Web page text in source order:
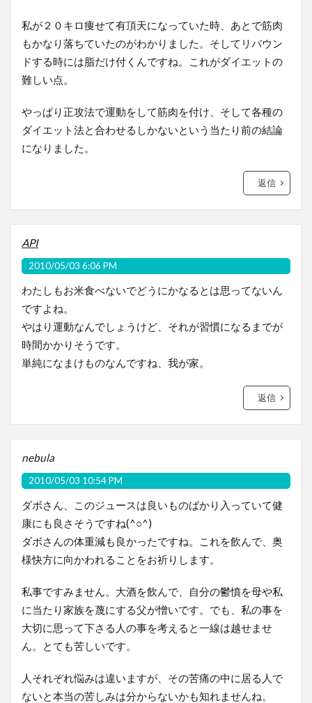
私が２０キロ痩せて有頂天になっていた時、あとで筋肉
もかなり落ちていたのがわかりました。そしてリバウン
ドする時には脂だけ付くんですね。これがダイエットの
難しい点。
やっぱり正攻法で運動をして筋肉を付け、そして各種の
ダイエット法と合わせるしかないという当たり前の結論
になりました。
返信
API
2010/05/03 6:06 PM
わたしもお米食べないでどうにかなるとは思ってないん
ですよね。
やはり運動なんでしょうけど、それが習慣になるまでが
時間かかりそうです。
単純になまけものなんですね、我が家。
返信
nebula
2010/05/03 10:54 PM
ダボさん、このジュースは良いものばかり入っていて健
康にも良さそうですね(^○^)
ダボさんの体重減も良かったですね。これを飲んで、奥
様快方に向かわれることをお祈りします。
私事ですみません。大酒を飲んで、自分の鬱憤を母や私
に当たり家族を蔑にする父が憎いです。でも、私の事を
大切に思って下さる人の事を考えると一線は越せませ
ん。とても苦しいです。
人それぞれ悩みは違いますが、その苦痛の中に居る人で
ないと本当の苦しみは分からないかも知れませんね。